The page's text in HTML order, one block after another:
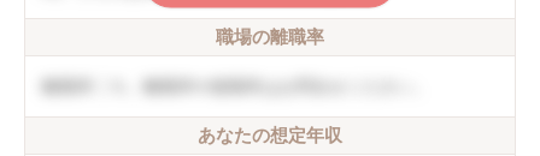
職場の離職率
あなたの想定年収